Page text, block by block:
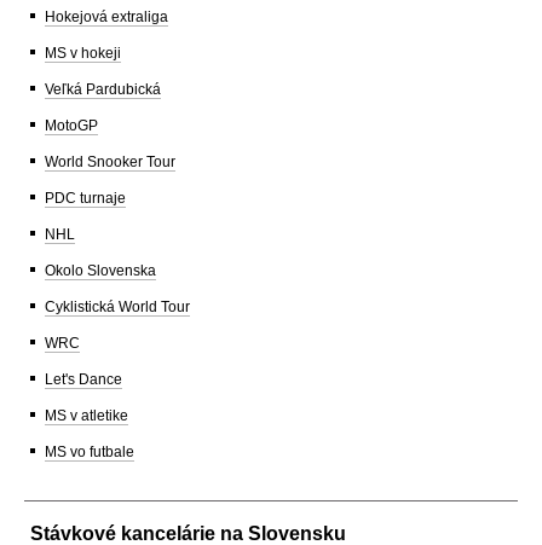
Hokejová extraliga
MS v hokeji
Veľká Pardubická
MotoGP
World Snooker Tour
PDC turnaje
NHL
Okolo Slovenska
Cyklistická World Tour
WRC
Let's Dance
MS v atletike
MS vo futbale
Stávkové kancelárie na Slovensku